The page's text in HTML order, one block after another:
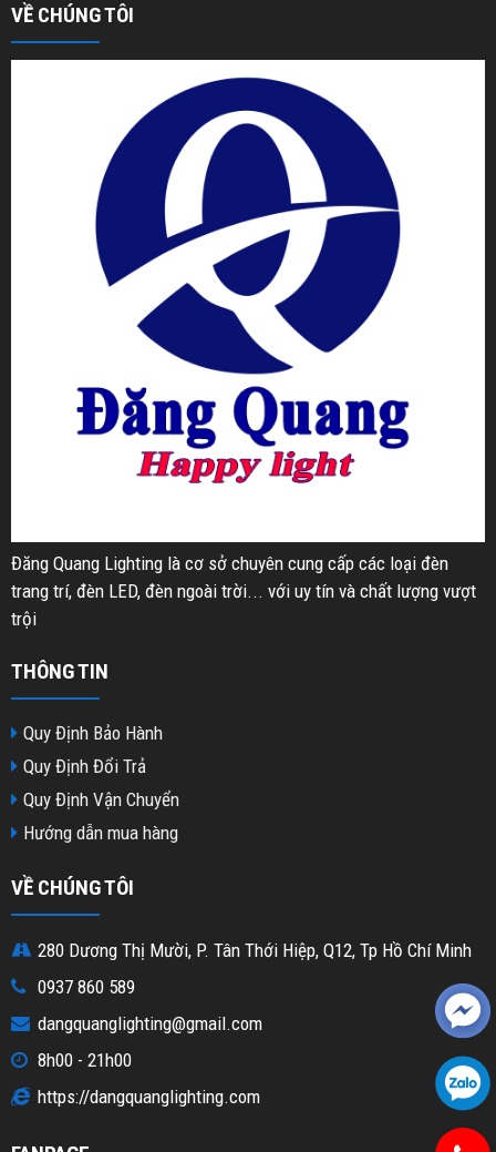
VỀ CHÚNG TÔI
Đăng Quang Lighting là cơ sở chuyên cung cấp các loại đèn
trang trí, đèn LED, đèn ngoài trời... với uy tín và chất lượng vượt
trội
THÔNG TIN
Quy Định Bảo Hành
Quy Định Đổi Trả
Quy Định Vận Chuyển
Hướng dẫn mua hàng
VỀ CHÚNG TÔI
280 Dương Thị Mười, P. Tân Thới Hiệp, Q12, Tp Hồ Chí Minh
0937 860 589
dangquanglighting@gmail.com
8h00 - 21h00
https://dangquanglighting.com